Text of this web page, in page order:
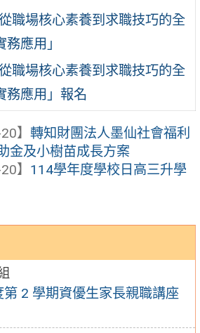
2 學期資優生家長親職講座
從職場核心素養到求職技巧的全
務應用」
從職場核心素養到求職技巧的全
務應用」報名
】 轉知財團法人墨仙社會福利
金及小樹苗成長方案
】 114學年度學校日高三升學